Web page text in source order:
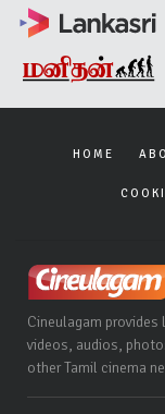
HOME
Cineulagam
videos, audios,
other Tamil cinema